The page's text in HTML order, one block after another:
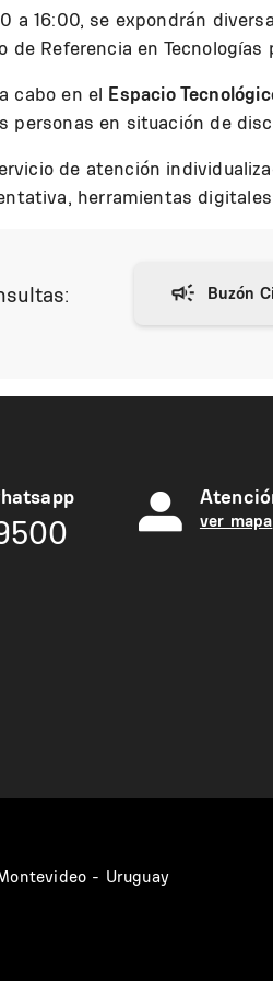
a 16:00, se expondrán
Referencia en
cabo en el Espacio
personas en situación de
de atención
herramientas
ver mapa
- Uruguay